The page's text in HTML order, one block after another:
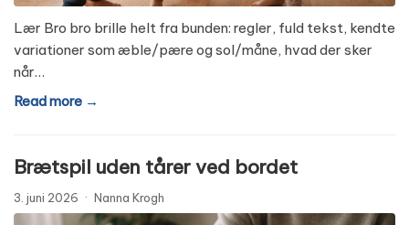
Lær Bro bro brille helt fra bunden: regler, fuld tekst, kendte
variationer som æble/pære og sol/måne, hvad der sker
når…
Read more →
Brætspil uden tårer ved bordet
3. juni 2026 · Nanna Krogh